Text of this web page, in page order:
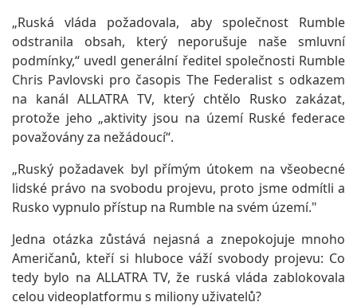
„Ruská vláda požadovala, aby společnost Rumble
odstranila obsah, který neporušuje naše smluvní
podmínky,“ uvedl generální ředitel společnosti Rumble
Chris Pavlovski pro časopis The Federalist s odkazem
na kanál ALLATRA TV, který chtělo Rusko zakázat,
protože jeho „aktivity jsou na území Ruské federace
považovány za nežádoucí“.
„Ruský požadavek byl přímým útokem na všeobecné
lidské právo na svobodu projevu, proto jsme odmítli a
Rusko vypnulo přístup na Rumble na svém území."
Jedna otázka zůstává nejasná a znepokojuje mnoho
Američanů, kteří si hluboce váží svobody projevu: Co
tedy bylo na ALLATRA TV, že ruská vláda zablokovala
celou videoplatformu s miliony uživatelů?